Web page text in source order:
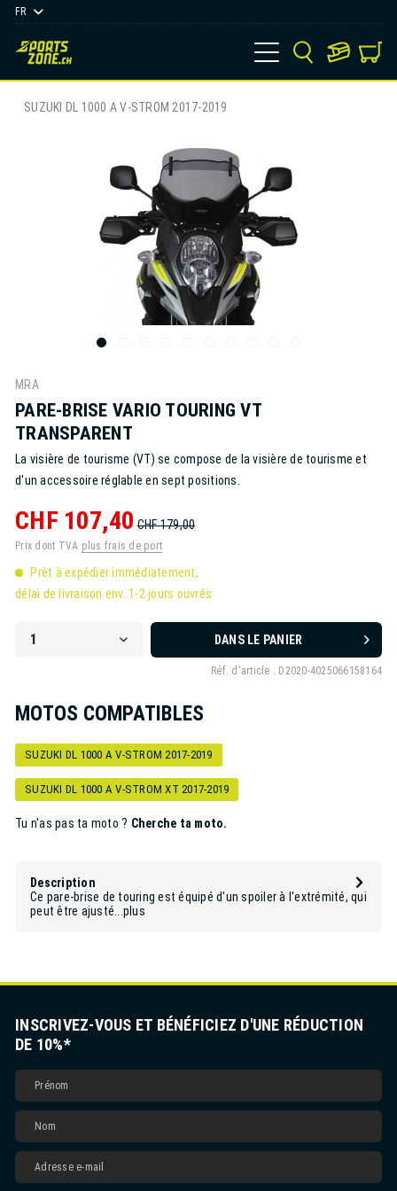
FR
SUZUKI DL 1000 A V-STROM 2017-2019
MRA
PARE-BRISE VARIO TOURING VT
TRANSPARENT
La visière de tourisme (VT) se compose de la visière de tourisme et
d'un accessoire réglable en sept positions.
CHF 107,40 CHF 179,00
Prix dont TVA plus frais de port
Prêt à expédier immédiatement,
délai de livraison env. 1-2 jours ouvrés
DANS LE PANIER
Réf. d'article : D2020-4025066158164
MOTOS COMPATIBLES
SUZUKI DL 1000 A V-STROM 2017-2019
SUZUKI DL 1000 A V-STROM XT 2017-2019
Tu n'as pas ta moto ? Cherche ta moto.
Description
Ce pare-brise de touring est équipé d'un spoiler à l'extrémité, qui
peut être ajusté... plus
INSCRIVEZ-VOUS ET BÉNÉFICIEZ D'UNE RÉDUCTION
DE 10%*